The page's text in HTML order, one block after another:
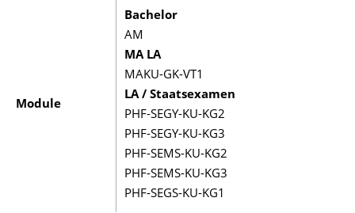
Module
Bachelor
AM
MA LA
MAKU-GK-VT1
LA / Staatsexamen
PHF-SEGY-KU-KG2
PHF-SEGY-KU-KG3
PHF-SEMS-KU-KG2
PHF-SEMS-KU-KG3
PHF-SEGS-KU-KG1